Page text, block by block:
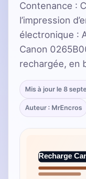
Contenance :
l’impression
électronique :
Canon
rechargée, en
Mis à jour le 8
Auteur : MrEncros